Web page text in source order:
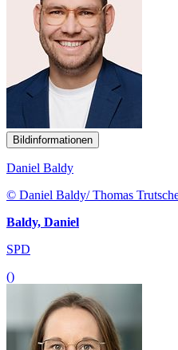
Bildinformationen
Daniel Baldy
© Daniel Baldy/ Thomas
Baldy, Daniel
SPD
()